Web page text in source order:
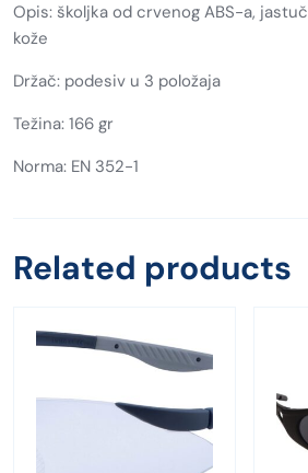
Opis: školjka od crvenog ABS-a,
kože
Držač: podesiv u 3 položaja
Težina: 166 gr
Norma: EN 352-1
Related products